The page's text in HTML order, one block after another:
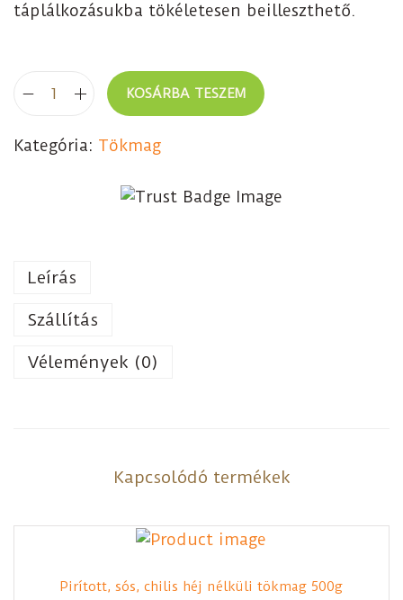
táplálkozásukba tökéletesen beilleszthető.
KOSÁRBA TESZEM
Kategória: Tökmag
Leírás
Szállítás
Vélemények (0)
Kapcsolódó termékek
Pirított, sós, chilis héj nélküli tökmag 500g